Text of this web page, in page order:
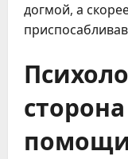
догмой, а